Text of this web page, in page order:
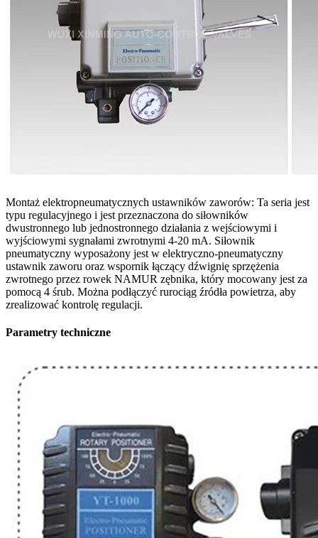
Montaż elektropneumatycznych ustawników zaworów: Ta seria jest
typu regulacyjnego i jest przeznaczona do siłowników
dwustronnego lub jednostronnego działania z wejściowymi i
wyjściowymi sygnałami zwrotnymi 4-20 mA. Siłownik
pneumatyczny wyposażony jest w elektryczno-pneumatyczny
ustawnik zaworu oraz wspornik łączący dźwignię sprzężenia
zwrotnego przez rowek NAMUR zębnika, który mocowany jest za
pomocą 4 śrub. Można podłączyć rurociąg źródła powietrza, aby
zrealizować kontrolę regulacji.
Parametry techniczne